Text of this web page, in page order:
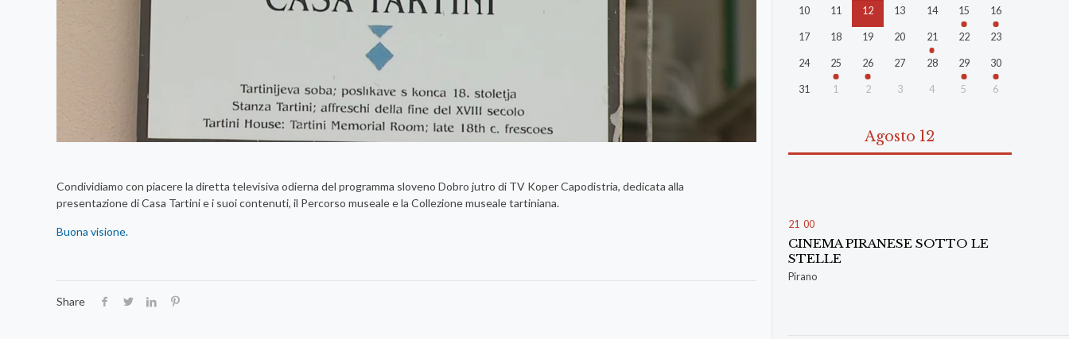
Condividiamo con piacere la diretta televisiva odierna del programma sloveno Dobro jutro di TV Koper Capodistria, dedicata alla
presentazione di Casa Tartini e i suoi contenuti, il Percorso museale e la Collezione museale tartiniana.
Buona visione.
Share
10 11 12 13 14 15 16
17 18 19 20 21 22 23
24 25 26 27 28 29 30
31 1 2 3 4 5 6
Agosto 12
21 00
CINEMA PIRANESE SOTTO LE
STELLE
Pirano